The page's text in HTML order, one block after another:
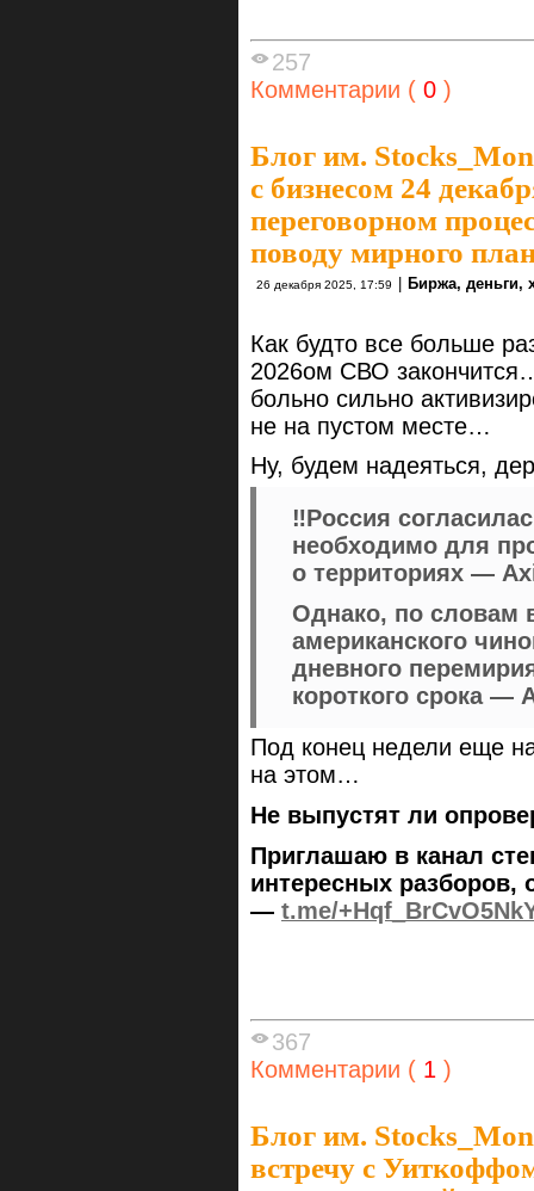
257
Комментарии ( 0 )
Блог им.
с бизнесом 24
переговорном
поводу мирного
26 декабря 2025, 17:59 Биржа, деньги,
Как будто все больше
2026ом СВО
больно сильно
не на пустом месте…
Ну, будем надеяться,
‼️Россия
необходимо для
о территориях —
Однако, по словам
американского
дневного
короткого срока —
Под конец недели еще
на этом…
Не выпустят ли
Приглашаю в канал
интересных разборов,
— t.me/
367
Комментарии ( 1 )
Блог им.
встречу с